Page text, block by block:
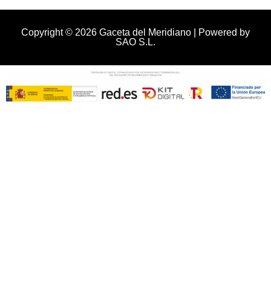
Copyright © 2026 Gaceta del Meridiano | Powered by
SAO S.L.